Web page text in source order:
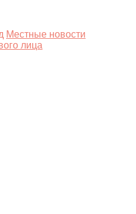
Местные новости
лица